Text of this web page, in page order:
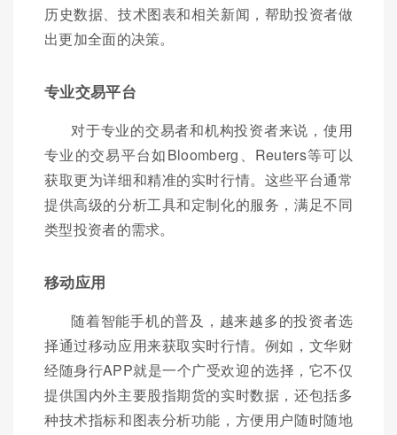
历史数据、技术图表和相关新闻，帮助投资者做
出更加全面的决策。
专业交易平台
对于专业的交易者和机构投资者来说，使用
专业的交易平台如Bloomberg、Reuters等可以
获取更为详细和精准的实时行情。这些平台通常
提供高级的分析工具和定制化的服务，满足不同
类型投资者的需求。
移动应用
随着智能手机的普及，越来越多的投资者选
择通过移动应用来获取实时行情。例如，文华财
经随身行APP就是一个广受欢迎的选择，它不仅
提供国内外主要股指期货的实时数据，还包括多
种技术指标和图表分析功能，方便用户随时随地